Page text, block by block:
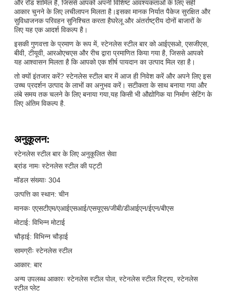
और रॉड शामिल हैं, जिससे आपको अपनी विशिष्ट आवश्यकताओं के लिए सही
आकार चुनने के लिए लचीलापन मिलता है।इसका मानक निर्यात पैकेज सुरक्षित और
सुविधाजनक परिवहन सुनिश्चित करता हैघरेलू और अंतर्राष्ट्रीय दोनों बाजारों के
लिए यह एक आदर्श विकल्प है।
इसकी गुणवत्ता के प्रमाण के रूप में, स्टेनलेस स्टील बार को आईएसओ, एसजीएस,
बीवी, टीयूवी, आरओएचएस और रीच द्वारा प्रमाणित किया गया है, जिससे आपको
यह आश्वासन मिलता है कि आपको एक शीर्ष पायदान का उत्पाद मिल रहा है।
तो क्यों इंतजार करें? स्टेनलेस स्टील बार में आज ही निवेश करें और अपने लिए इस
उच्च प्रदर्शन उत्पाद के लाभों का अनुभव करें। सटीकता के साथ बनाया गया और
लंबे समय तक चलने के लिए बनाया गया,यह किसी भी औद्योगिक या निर्माण सेटिंग के
लिए अंतिम विकल्प है.
अनुकूलन:
स्टेनलेस स्टील बार के लिए अनुकूलित सेवा
ब्रांड नामः स्टेनलेस स्टील की पट्टी
मॉडल संख्याः 304
उत्पत्ति का स्थान: चीन
मानकः एएसटीएम/एआईएसआई/एसयूएस/जीबी/डीआईएन/ईएन/बीएस
मोटाई: विभिन्न मोटाई
चौड़ाई: विभिन्न चौड़ाई
सामग्रीः स्टेनलेस स्टील
आकार: बार
अन्य उपलब्ध आकारः स्टेनलेस स्टील पोल, स्टेनलेस स्टील स्ट्रिप, स्टेनलेस
स्टील प्लेट